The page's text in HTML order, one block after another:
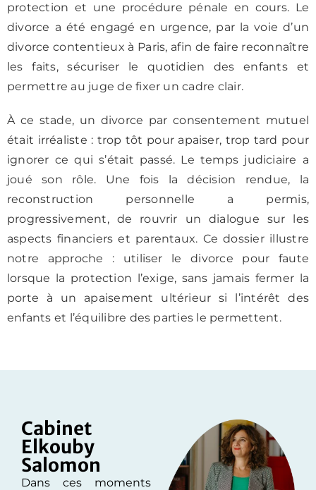
protection et une procédure pénale en cours. Le
divorce a été engagé en urgence, par la voie d’un
divorce contentieux à Paris, afin de faire reconnaître
les faits, sécuriser le quotidien des enfants et
permettre au juge de fixer un cadre clair.
À ce stade, un divorce par consentement mutuel
était irréaliste : trop tôt pour apaiser, trop tard pour
ignorer ce qui s’était passé. Le temps judiciaire a
joué son rôle. Une fois la décision rendue, la
reconstruction personnelle a permis,
progressivement, de rouvrir un dialogue sur les
aspects financiers et parentaux. Ce dossier illustre
notre approche : utiliser le divorce pour faute
lorsque la protection l’exige, sans jamais fermer la
porte à un apaisement ultérieur si l’intérêt des
enfants et l’équilibre des parties le permettent.
Cabinet
Elkouby
Salomon
Dans ces moments